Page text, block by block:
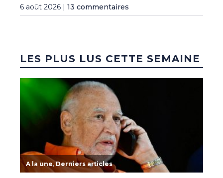
6 août 2026 | 13 commentaires
LES PLUS LUS CETTE SEMAINE